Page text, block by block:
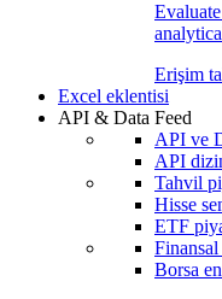
Erişim
Excel eklentisi
API & Data Feed
API ve
API
Tahvil
Hisse
ETF
Borsa